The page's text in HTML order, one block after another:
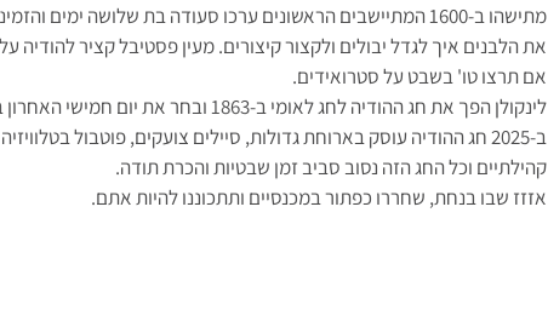
מתישהו ב-1600 המתיישבים הראשונים ערכו סעודה בת שלושה
את הלבנים איך לגדל יבולים ולקצור קיצורים. מעין פסטיבל קציר להודיה
אם תרצו טו' בשבט על סטרואידים.
לינקולן הפך את חג ההודיה לחג לאומי ב-1863 ובחר את יום חמישי האחרון בנובמבר לכזה.
ב-2025 חג ההודיה עוסק בארוחת גדולות, סיילים צועקים, פוטבול
קהילתיים וכל החג הזה נסוב סביב זמן שבטיות והכרת תודה.
אזזז שבו בנחת, שחררו כפתור במכנסיים ותתכוננו להיות אתם.